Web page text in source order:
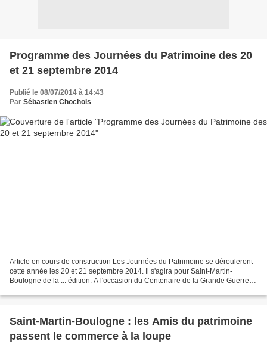
Programme des Journées du Patrimoine des 20
et 21 septembre 2014
Publié le 08/07/2014 à 14:43
Par Sébastien Chochois
Article en cours de construction Les Journées du Patrimoine se dérouleront
cette année les 20 et 21 septembre 2014. Il s'agira pour Saint-Martin-
Boulogne de la ... édition. A l'occasion du Centenaire de la Grande Guerre,
Saint-Martin-Boulogne : les Amis du patrimoine
passent le commerce à la loupe